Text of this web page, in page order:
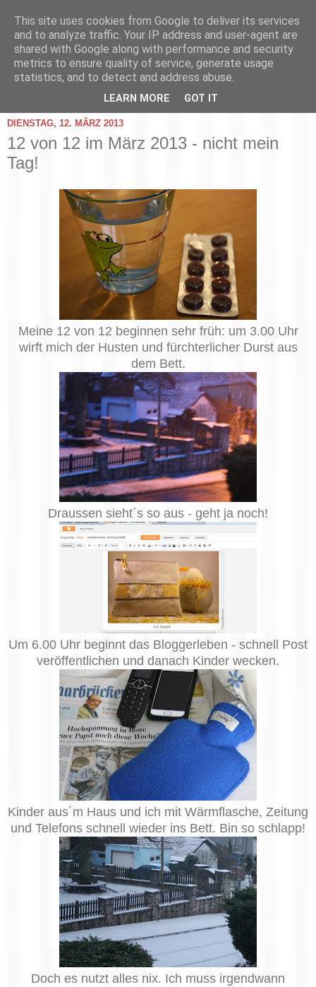
DIENSTAG, 12. MÄRZ 2013
12 von 12 im März 2013 - nicht mein
Tag!
Meine 12 von 12 beginnen sehr früh: um 3.00 Uhr
wirft mich der Husten und fürchterlicher Durst aus
dem Bett.
Draussen sieht´s so aus - geht ja noch!
Um 6.00 Uhr beginnt das Bloggerleben - schnell Post
veröffentlichen und danach Kinder wecken.
Kinder aus´m Haus und ich mit Wärmflasche, Zeitung
und Telefons schnell wieder ins Bett. Bin so schlapp!
Doch es nutzt alles nix. Ich muss irgendwann
This site uses cookies from Google to deliver its services
and to analyze traffic. Your IP address and user-agent are
shared with Google along with performance and security
metrics to ensure quality of service, generate usage
statistics, and to detect and address abuse.
LEARN MORE GOT IT